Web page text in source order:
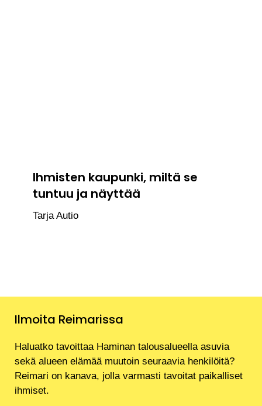
Ihmisten kaupunki, miltä se
tuntuu ja näyttää
Tarja Autio
Ilmoita Reimarissa
Haluatko tavoittaa Haminan talousalueella asuvia
sekä alueen elämää muutoin seuraavia henkilöitä?
Reimari on kanava, jolla varmasti tavoitat paikalliset
ihmiset.